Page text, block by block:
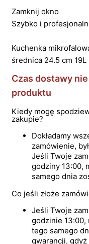
Zamknij okno
Szybko i
Kuchenka
średnica 24.5 cm 19L
Czas dostawy
produktu
Kiedy mogę
zakupie?
Dokładamy
zamówienie,
Jeśli Twoje
godziny 13:00,
samego dnia
Co jeśli złoże
Jeśli Twoje
godzinie 13:00,
tego samego
gwarancji, gdyż